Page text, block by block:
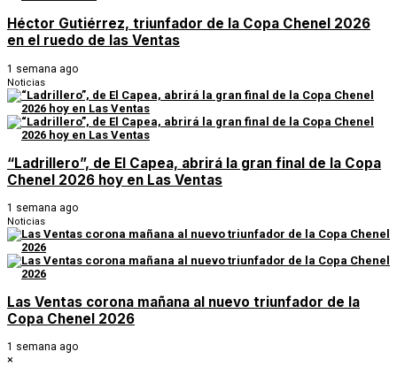
Héctor Gutiérrez, triunfador de la Copa Chenel 2026
en el ruedo de las Ventas
1 semana ago
Noticias
“Ladrillero”, de El Capea, abrirá la gran final de la Copa
Chenel 2026 hoy en Las Ventas
1 semana ago
Noticias
Las Ventas corona mañana al nuevo triunfador de la
Copa Chenel 2026
1 semana ago
×